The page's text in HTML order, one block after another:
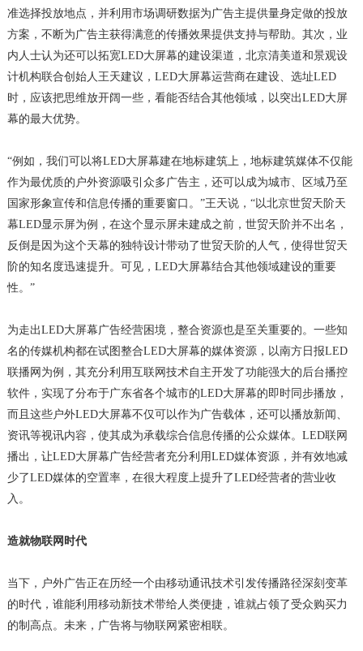
准选择投放地点，并利用市场调研数据为广告主提供量身定做的投放
方案，不断为广告主获得满意的传播效果提供支持与帮助。其次，业
内人士认为还可以拓宽LED大屏幕的建设渠道，北京清美道和景观设
计机构联合创始人王天建议，LED大屏幕运营商在建设、选址LED
时，应该把思维放开阔一些，看能否结合其他领域，以突出LED大屏
幕的最大优势。
“例如，我们可以将LED大屏幕建在地标建筑上，地标建筑媒体不仅能
作为最优质的户外资源吸引众多广告主，还可以成为城市、区域乃至
国家形象宣传和信息传播的重要窗口。”王天说，“以北京世贸天阶天
幕LED显示屏为例，在这个显示屏未建成之前，世贸天阶并不出名，
反倒是因为这个天幕的独特设计带动了世贸天阶的人气，使得世贸天
阶的知名度迅速提升。可见，LED大屏幕结合其他领域建设的重要
性。”
为走出LED大屏幕广告经营困境，整合资源也是至关重要的。一些知
名的传媒机构都在试图整合LED大屏幕的媒体资源，以南方日报LED
联播网为例，其充分利用互联网技术自主开发了功能强大的后台播控
软件，实现了分布于广东省各个城市的LED大屏幕的即时同步播放，
而且这些户外LED大屏幕不仅可以作为广告载体，还可以播放新闻、
资讯等视讯内容，使其成为承载综合信息传播的公众媒体。LED联网
播出，让LED大屏幕广告经营者充分利用LED媒体资源，并有效地减
少了LED媒体的空置率，在很大程度上提升了LED经营者的营业收
入。
造就物联网时代
当下，户外广告正在历经一个由移动通讯技术引发传播路径深刻变革
的时代，谁能利用移动新技术带给人类便捷，谁就占领了受众购买力
的制高点。未来，广告将与物联网紧密相联。